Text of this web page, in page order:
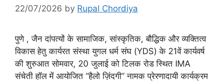
22/07/2026 by Rupal Chordiya
पुणे , जैन दांपत्यों के सामाजिक, सांस्कृतिक, बौद्धिक और व्यक्तित्व
विकास हेतु कार्यरत संस्था युगल धर्म संघ (YDS) के 21वें कार्यवर्ष
की शुरुआत सोमवार, 20 जुलाई को टिलक रोड स्थित IMA
संचेती हॉल में आयोजित “हैलो ज़िंदगी” नामक प्रेरणादायी कार्यक्रम